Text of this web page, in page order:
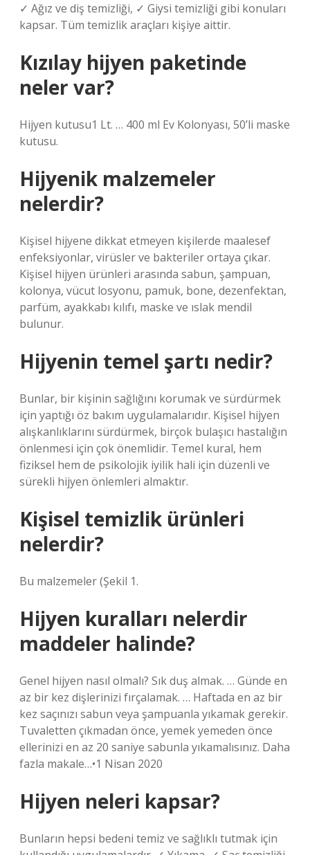
✓ Ağız ve diş temizliği, ✓ Giysi temizliği gibi konuları
kapsar. Tüm temizlik araçları kişiye aittir.
Kızılay hijyen paketinde
neler var?
Hijyen kutusu1 Lt. … 400 ml Ev Kolonyası, 50’li maske
kutusu.
Hijyenik malzemeler
nelerdir?
Kişisel hijyene dikkat etmeyen kişilerde maalesef
enfeksiyonlar, virüsler ve bakteriler ortaya çıkar.
Kişisel hijyen ürünleri arasında sabun, şampuan,
kolonya, vücut losyonu, pamuk, bone, dezenfektan,
parfüm, ayakkabı kılıfı, maske ve ıslak mendil
bulunur.
Hijyenin temel şartı nedir?
Bunlar, bir kişinin sağlığını korumak ve sürdürmek
için yaptığı öz bakım uygulamalarıdır. Kişisel hijyen
alışkanlıklarını sürdürmek, birçok bulaşıcı hastalığın
önlenmesi için çok önemlidir. Temel kural, hem
fiziksel hem de psikolojik iyilik hali için düzenli ve
sürekli hijyen önlemleri almaktır.
Kişisel temizlik ürünleri
nelerdir?
Bu malzemeler (Şekil 1.
Hijyen kuralları nelerdir
maddeler halinde?
Genel hijyen nasıl olmalı? Sık duş almak. … Günde en
az bir kez dişlerinizi fırçalamak. … Haftada en az bir
kez saçınızı sabun veya şampuanla yıkamak gerekir.
Tuvaletten çıkmadan önce, yemek yemeden önce
ellerinizi en az 20 saniye sabunla yıkamalısınız. Daha
fazla makale…•1 Nisan 2020
Hijyen neleri kapsar?
Bunların hepsi bedeni temiz ve sağlıklı tutmak için